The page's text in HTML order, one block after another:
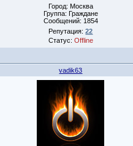
Город: Москва
Группа: Граждане
Сообщений: 1854
Репутация:22
Статус: Offline
vadik63